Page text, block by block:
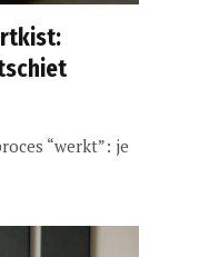
“werkt”: je